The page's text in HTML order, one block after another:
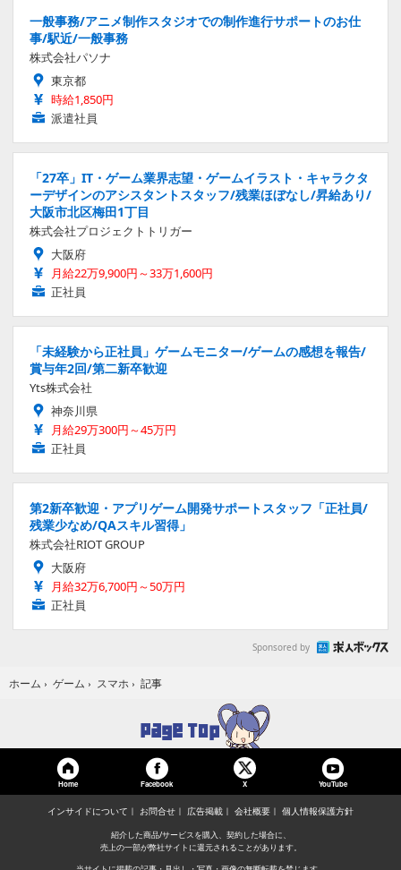
一般事務/アニメ制作スタジオでの制作進行サポートのお仕
事/駅近/一般事務
株式会社パソナ
東京都
時給1,850円
派遣社員
「27卒」IT・ゲーム業界志望・ゲームイラスト・キャラクタ
ーデザインのアシスタントスタッフ/残業ほぼなし/昇給あり/
大阪市北区梅田1丁目
株式会社プロジェクトトリガー
大阪府
月給22万9,900円～33万1,600円
正社員
「未経験から正社員」ゲームモニター/ゲームの感想を報告/
賞与年2回/第二新卒歓迎
Yts株式会社
神奈川県
月給29万300円～45万円
正社員
第2新卒歓迎・アプリゲーム開発サポートスタッフ「正社員/
残業少なめ/QAスキル習得」
株式会社RIOT GROUP
大阪府
月給32万6,700円～50万円
正社員
Sponsored by
ホーム › ゲーム › スマホ › 記事
Home Facebook X YouTube
インサイドについて お問合せ 広告掲載 会社概要 個人情報保護方針
紹介した商品/サービスを購入、契約した場合に、
売上の一部が弊社サイトに還元されることがあります。